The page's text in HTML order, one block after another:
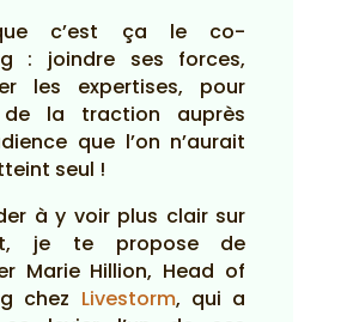
c’est ça le co-
: joindre ses forces,
les expertises, pour
de la traction auprès
que l’on n’aurait
seul !
à y voir plus clair sur
je te propose de
Marie Hillion, Head of
chez Livestorm, qui a